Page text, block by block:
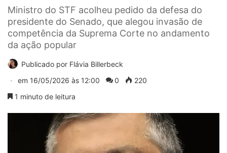
Ministro do STF acolheu pedido da defesa do
presidente do Senado, que alegou invasão de
competência da Suprema Corte no andamento
da ação popular
Publicado por Flávia Billerbeck
em 16/05/2026 às 12:00 0
220
1 minuto de leitura